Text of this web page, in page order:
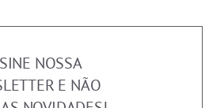
NOSSA
E NÃO